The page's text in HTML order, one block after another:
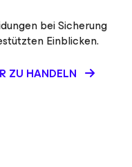
bei Sicherung
Einblicken.
ZU HANDELN